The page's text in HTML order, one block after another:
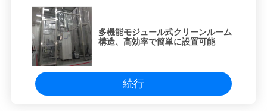
多機能モジュール式クリーンルーム
構造、高効率で簡単に設置可能
続行